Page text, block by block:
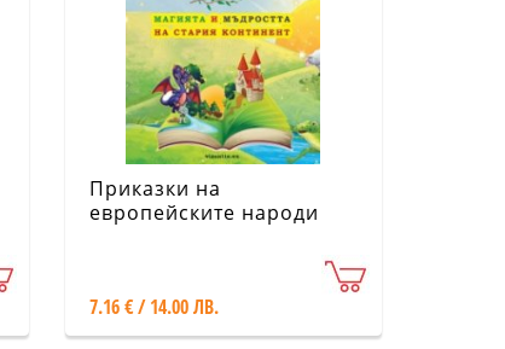
Приказки на
eвропейските народи
7.16 € / 14.00 ЛВ.